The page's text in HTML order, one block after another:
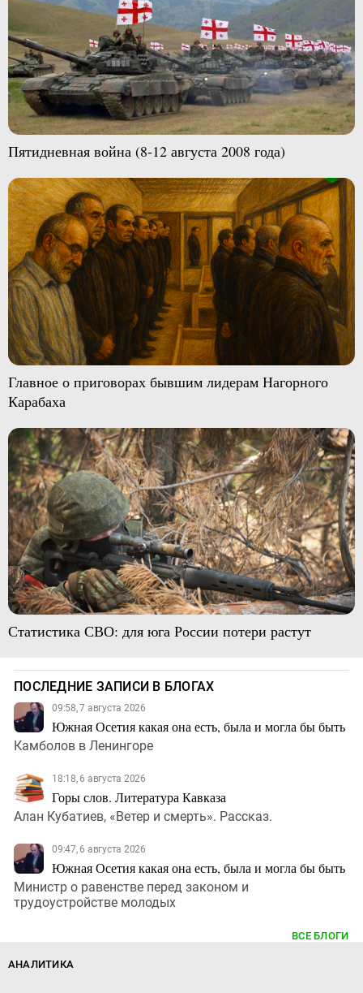
Пятидневная война (8-12 августа 2008 года)
Главное о приговорах бывшим лидерам Нагорного
Карабаха
Статистика СВО: для юга России потери растут
ПОСЛЕДНИЕ ЗАПИСИ В БЛОГАХ
09:58, 7 августа 2026
Южная Осетия какая она есть, была и могла бы быть
Камболов в Ленингоре
18:18, 6 августа 2026
Горы слов. Литература Кавказа
Алан Кубатиев, «Ветер и смерть». Рассказ.
09:47, 6 августа 2026
Южная Осетия какая она есть, была и могла бы быть
Министр о равенстве перед законом и
трудоустройстве молодых
ВСЕ БЛОГИ
АНАЛИТИКА